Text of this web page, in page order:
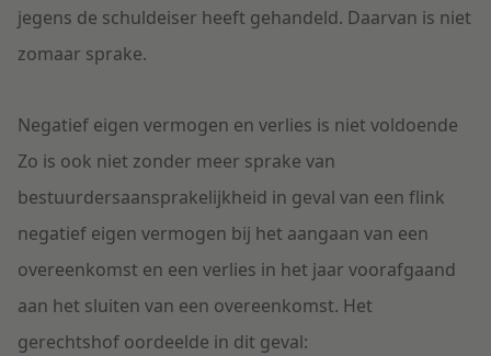
jegens de schuldeiser heeft gehandeld. Daarvan is niet
zomaar sprake.
Negatief eigen vermogen en verlies is niet voldoende
Zo is ook niet zonder meer sprake van
bestuurdersaansprakelijkheid in geval van een flink
negatief eigen vermogen bij het aangaan van een
overeenkomst en een verlies in het jaar voorafgaand
aan het sluiten van een overeenkomst. Het
gerechtshof oordeelde in dit geval: